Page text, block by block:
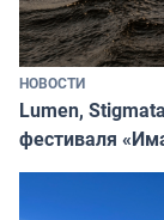
НОВОСТИ
Lumen,
фестиваля